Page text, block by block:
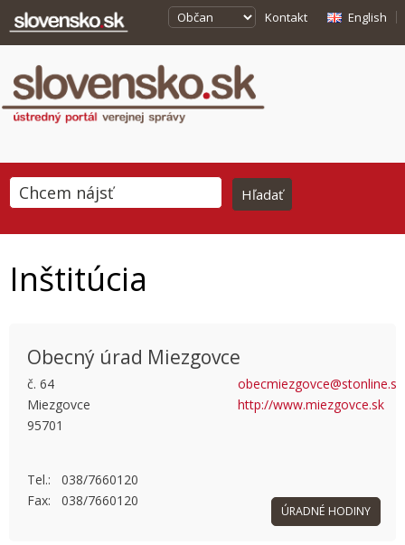
Kontakt English
Inštitúcia
This page can't load Google Maps correctly.
Obecný úrad Miezgovce
č. 64
Miezgovce
95701
obecmiezgovce@stonline.sk
http://www.miezgovce.sk
Tel.: 038/7660120
Fax: 038/7660120
ÚRADNÉ HODINY